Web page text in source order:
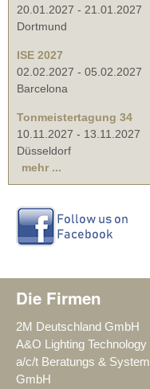
20.01.2027 - 21.01.2027
Dortmund
ISE 2027
02.02.2027 - 05.02.2027
Barcelona
Tonmeistertagung 34
10.11.2027 - 13.11.2027
Düsseldorf
mehr ...
Die Firmen
2M Deutschland GmbH
A&O Lighting Technology
a/c/t Beratungs & System
GmbH